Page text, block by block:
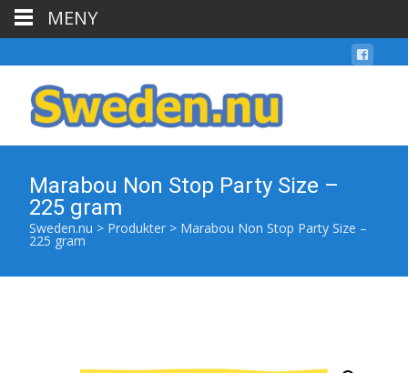
Marabou Non Stop Party Size –
225 gram
Sweden.nu > Produkter > Marabou Non Stop Party Size –
225 gram
MENY